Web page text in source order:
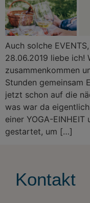
Auch solche
28.06.2019 liebe ich!
zusammenkommen
Stunden gemeinsam
jetzt schon auf die
was war da
einer YOGA-EINHEIT
gestartet, um […]
Kontakt